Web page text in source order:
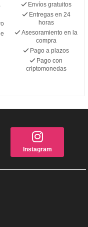
Envíos gratuitos
Entregas en 24
horas
Asesoramiento en la
compra
Pago a plazos
Pago con
criptomonedas
Instagram